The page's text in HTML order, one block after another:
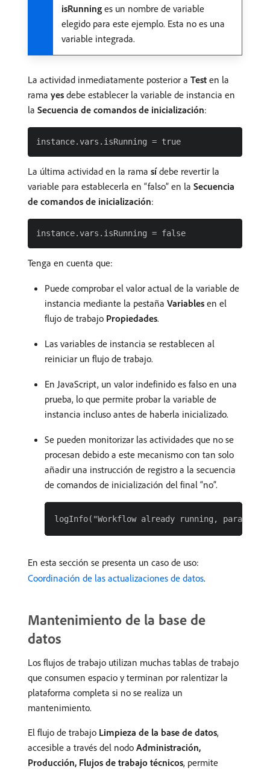
isRunning es un nombre de variable
elegido para este ejemplo. Esta no es una
variable integrada.
La actividad inmediatamente posterior a Test en la
rama yes debe establecer la variable de instancia en
la Secuencia de comandos de inicialización:
La última actividad en la rama sídebe revertir la
variable para establecerla en “falso” en la Secuencia
de comandos de inicialización:
Tenga en cuenta que:
Puede comprobar el valor actual de la variable de
instancia mediante la pestaña Variables en el
flujo de trabajo Propiedades.
Las variables de instancia se restablecen al
reiniciar un flujo de trabajo.
En JavaScript, un valor indefinido es falso en una
prueba, lo que permite probar la variable de
instancia incluso antes de haberla inicializado.
Se pueden monitorizar las actividades que no se
procesan debido a este mecanismo con tan solo
añadir una instrucción de registro a la secuencia
de comandos de inicialización del final “no”.
En esta sección se presenta un caso de uso:
Coordinación de las actualizaciones de datos.
Mantenimiento de la base de
datos
Los flujos de trabajo utilizan muchas tablas de trabajo
que consumen espacio y terminan por ralentizar la
plataforma completa si no se realiza un
mantenimiento.
El flujo de trabajo Limpieza de la base de datos,
accesible a través del nodo Administración,
Producción, Flujos de trabajo técnicos, permite